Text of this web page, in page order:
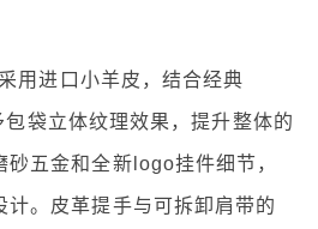
用进口小羊皮，结合经典
袋立体纹理效果，提升整体的
五金和全新logo挂件细节，
计。皮革提手与可拆卸肩带的